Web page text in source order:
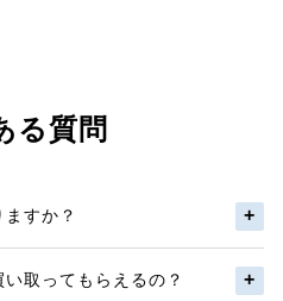
る質問
すか？
取ってもらえるの？